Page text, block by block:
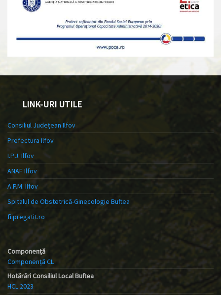
LINK-URI UTILE
Consiliul Județean Ilfov
Prefectura Ilfov
I.P.J. Ilfov
ANAF Ilfov
A.P.M. Ilfov
Spitalul de Obstetrică-Ginecologie Buftea
fiipregatit.ro
Componență
Componență CL
Hotărâri Consiliul Local Buftea
HCL 2023